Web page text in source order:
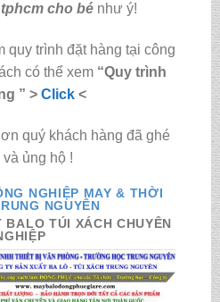
cho bé như ý!
quy trình đặt hàng tại công
có thể xem “Quy trình
” > Click<
quý khách hàng đã ghé
và ủng hộ !
NGHIỆP MAY & THỜI
NGUYÊN
BALO TÚI XÁCH CHUYÊN